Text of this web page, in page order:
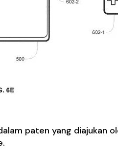
paten yang diajukan